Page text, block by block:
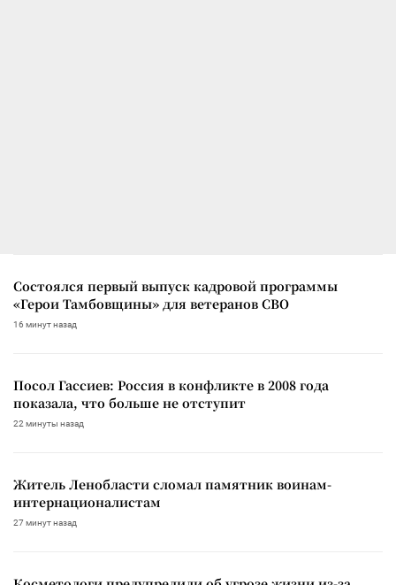
Состоялся первый выпуск кадровой программы
«Герои Тамбовщины» для ветеранов СВО
16 минут назад
Посол Гассиев: Россия в конфликте в 2008 года
показала, что больше не отступит
22 минуты назад
Житель Ленобласти сломал памятник воинам-
интернационалистам
27 минут назад